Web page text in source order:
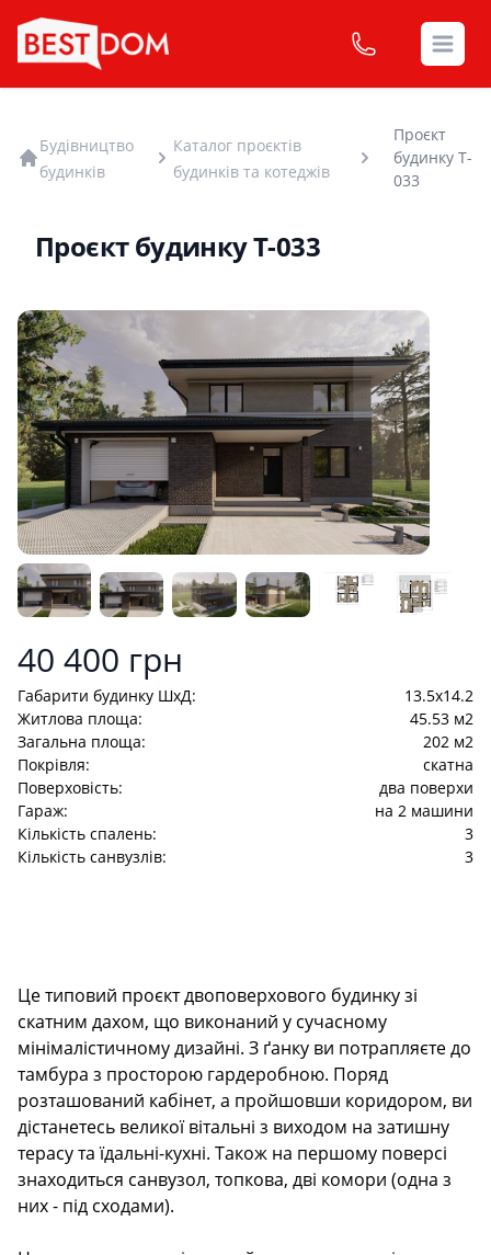
Будівництво
будинків
Каталог проєктів
будинків та котеджів
Проєкт
будинку T-
033
Проєкт будинку T-033
Product information
40 400 грн
Габарити будинку ШхД:
13.5x14.2
Житлова площа:
45.53 м2
Загальна площа:
202 м2
Покрівля:
cкатна
Поверховість:
два поверхи
Гараж:
на 2 машини
Кількість спалень:
3
Кількість санвузлів:
3
Description
Це типовий проєкт двоповерхового будинку зі
скатним дахом, що виконаний у сучасному
мінімалістичному дизайні. З ґанку ви потрапляєте до
тамбура з просторою гардеробною. Поряд
розташований кабінет, а пройшовши коридором, ви
дістанетесь великої вітальні з виходом на затишну
терасу та їдальні-кухні. Також на першому поверсі
знаходиться санвузол, топкова, дві комори (одна з
них - під сходами).